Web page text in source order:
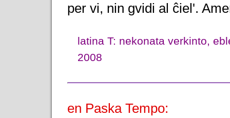
per vi, nin gvidi al ĉiel'.
latina T: nekonata verkinto,
2008
en Paska Tempo: